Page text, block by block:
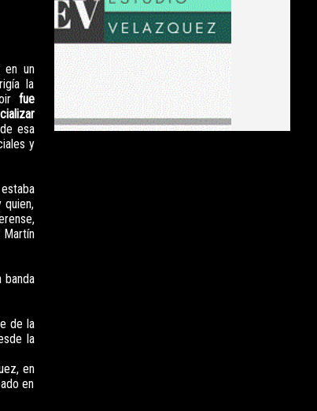
en un
la
fue
esa
y
banda
de la
la
en
en